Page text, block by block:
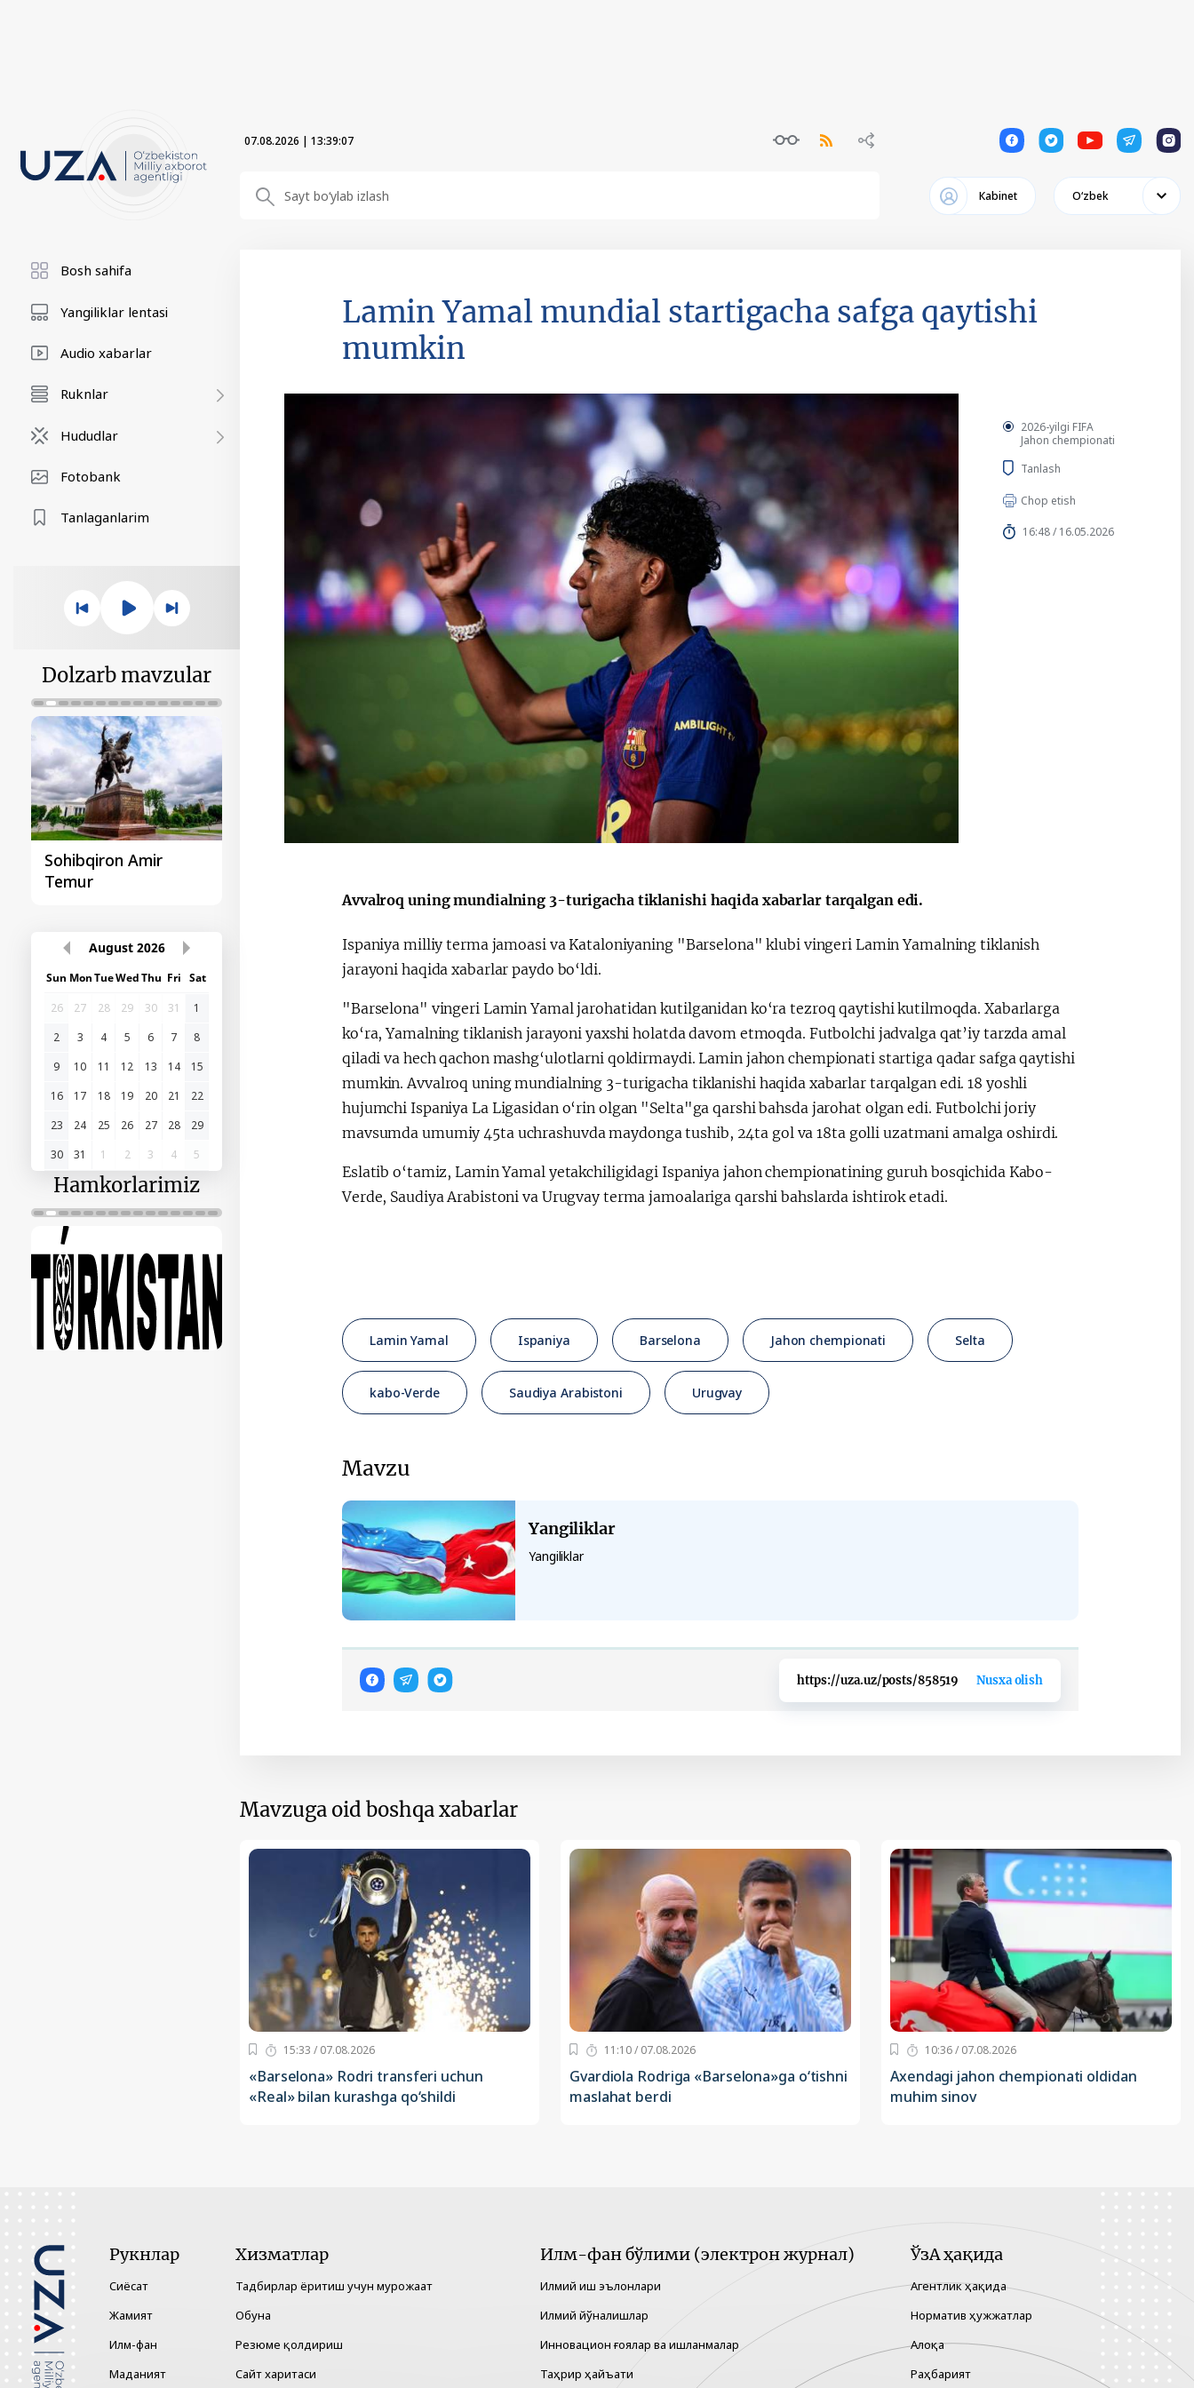
07.08.2026 | 13:39:08 1 1 1 1 1
Кabinet Oʻzbek
Bosh sahifa
Yangiliklar lentasi
Audio xabarlar
Ruknlar
Hududlar
Fotobank
Tanlaganlarim
Dolzarb mavzular
Sohibqiron Amir
Temur
August 2026
Sun MonTueWedThu Fri Sat
26
27 28 29 30 31
1
2
3 4 5 6 7
8
9
10 11 12 13 14
15
16
17 18 19 20 21
22
23
24 25 26 27 28
29
30
31 1 2 3 4 5
Hamkorlarimiz
Lamin Yamal mundial startigacha safga qaytishi
mumkin
2026-yilgi FIFA
Jahon chempionati
Tanlash
Chop etish
16:48 / 16.05.2026
Avvalroq uning mundialning 3-turigacha tiklanishi haqida xabarlar tarqalgan edi.
Ispaniya milliy terma jamoasi va Kataloniyaning "Barselona" klubi vingeri Lamin Yamalning tiklanish
jarayoni haqida xabarlar paydo bo‘ldi.
"Barselona" vingeri Lamin Yamal jarohatidan kutilganidan ko‘ra tezroq qaytishi kutilmoqda. Xabarlarga
ko‘ra, Yamalning tiklanish jarayoni yaxshi holatda davom etmoqda. Futbolchi jadvalga qat’iy tarzda amal
qiladi va hech qachon mashg‘ulotlarni qoldirmaydi. Lamin jahon chempionati startiga qadar safga qaytishi
mumkin. Avvalroq uning mundialning 3-turigacha tiklanishi haqida xabarlar tarqalgan edi. 18 yoshli
hujumchi Ispaniya La Ligasidan o‘rin olgan "Selta"ga qarshi bahsda jarohat olgan edi. Futbolchi joriy
mavsumda umumiy 45ta uchrashuvda maydonga tushib, 24ta gol va 18ta golli uzatmani amalga oshirdi.
Eslatib o‘tamiz, Lamin Yamal yetakchiligidagi Ispaniya jahon chempionatining guruh bosqichida Kabo-
Verde, Saudiya Arabistoni va Urugvay terma jamoalariga qarshi bahslarda ishtirok etadi.
Lamin Yamal Ispaniya Barselona Jahon chempionati Selta
kabo-Verde Saudiya Arabistoni Urugvay
Mavzu
Yangiliklar
Yangiliklar
https://uza.uz/posts/858519 Nusxa olish
Mavzuga oid boshqa xabarlar
15:33 / 07.08.2026
«Barselona» Rodri transferi uchun
«Real» bilan kurashga qo‘shildi
11:10 / 07.08.2026
Gvardiola Rodriga «Barselona»ga o‘tishni
maslahat berdi
10:36 / 07.08.2026
Axendagi jahon chempionati oldidan
muhim sinov
Рукнлар
Сиёсат
Жамият
Илм-фан
Маданият
Хизматлар
Тадбирлар ёритиш учун мурожаат
Обуна
Резюме қолдириш
Сайт харитаси
Илм-фан бўлими (электрон журнал)
Илмий иш эълонлари
Илмий йўналишлар
Инновацион ғоялар ва ишланмалар
Таҳрир ҳайъати
ЎзА ҳақида
Агентлик ҳақида
Норматив ҳужжатлар
Алоқа
Раҳбарият